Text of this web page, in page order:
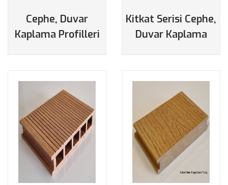
Cephe, Duvar
Kaplama Profilleri
Kitkat Serisi Cephe,
Duvar Kaplama